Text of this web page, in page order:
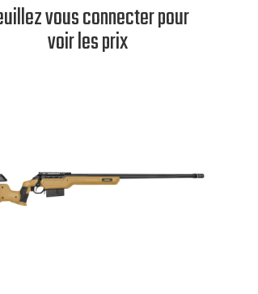
vous connecter pour
voir les prix